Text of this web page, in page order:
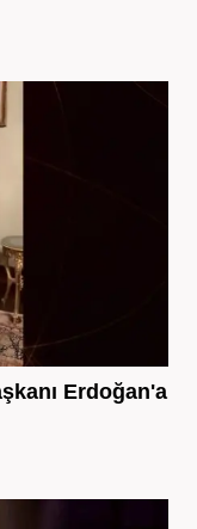
Erdoğan'a